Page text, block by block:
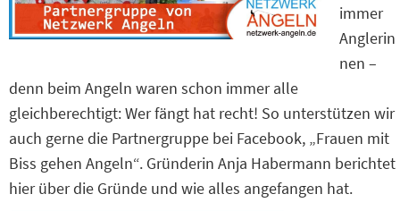
immer
Anglerin
nen –
denn beim Angeln waren schon immer alle
gleichberechtigt: Wer fängt hat recht! So unterstützen wir
auch gerne die Partnergruppe bei Facebook, „Frauen mit
Biss gehen Angeln“. Gründerin Anja Habermann berichtet
hier über die Gründe und wie alles angefangen hat.